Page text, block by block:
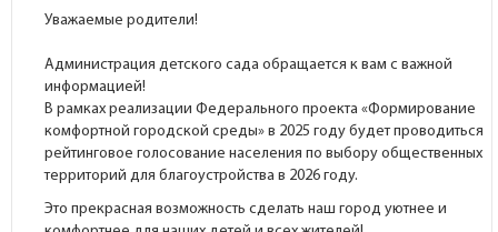
Уважаемые родители!
Администрация детского сада обращается к вам с важной
информацией!
В рамках реализации Федерального проекта «Формирование
комфортной городской среды» в 2025 году будет проводиться
рейтинговое голосование населения по выбору общественных
территорий для благоустройства в 2026 году.
Это прекрасная возможность сделать наш город уютнее и